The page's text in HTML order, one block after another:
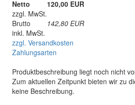
Netto
120,00 EUR
zzgl. MwSt.
Brutto
142,80 EUR
inkl. MwSt.
zzgl. Versandkosten
Zahlungsarten
Produktbeschreibung liegt noch nicht
Zum aktuellen Zeitpunkt bieten wir zu
keine Beschreibung.